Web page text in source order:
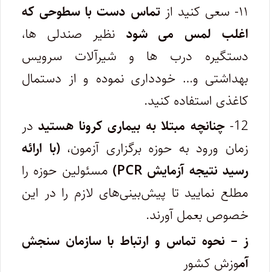
۱۱- سعی کنید از
تماس دست با سطوحی که
اغلب لمس می شود نظیر صندلی ها،
دستگیره درب ها و شیرآلات سرویس
بهداشتی و… خودداری نموده و از دستمال
کاغذی استفاده کنید.
12- چنانچه مبتلا به بیماری کرونا هستید در
زمان ورود به حوزه برگزاری آزمون، (با ارائه
رسید نتیجه آزمایش PCR)
مسئولین حوزه را
مطلع نمایید تا پیش‌بینی‌های لازم را در این
خصوص بعمل آورند.
ز – نحوه تماس و ارتباط با سازمان سنجش
آموزش کشور